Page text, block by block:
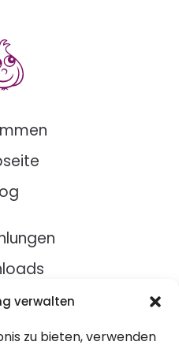
verwalten
zu bieten, verwenden